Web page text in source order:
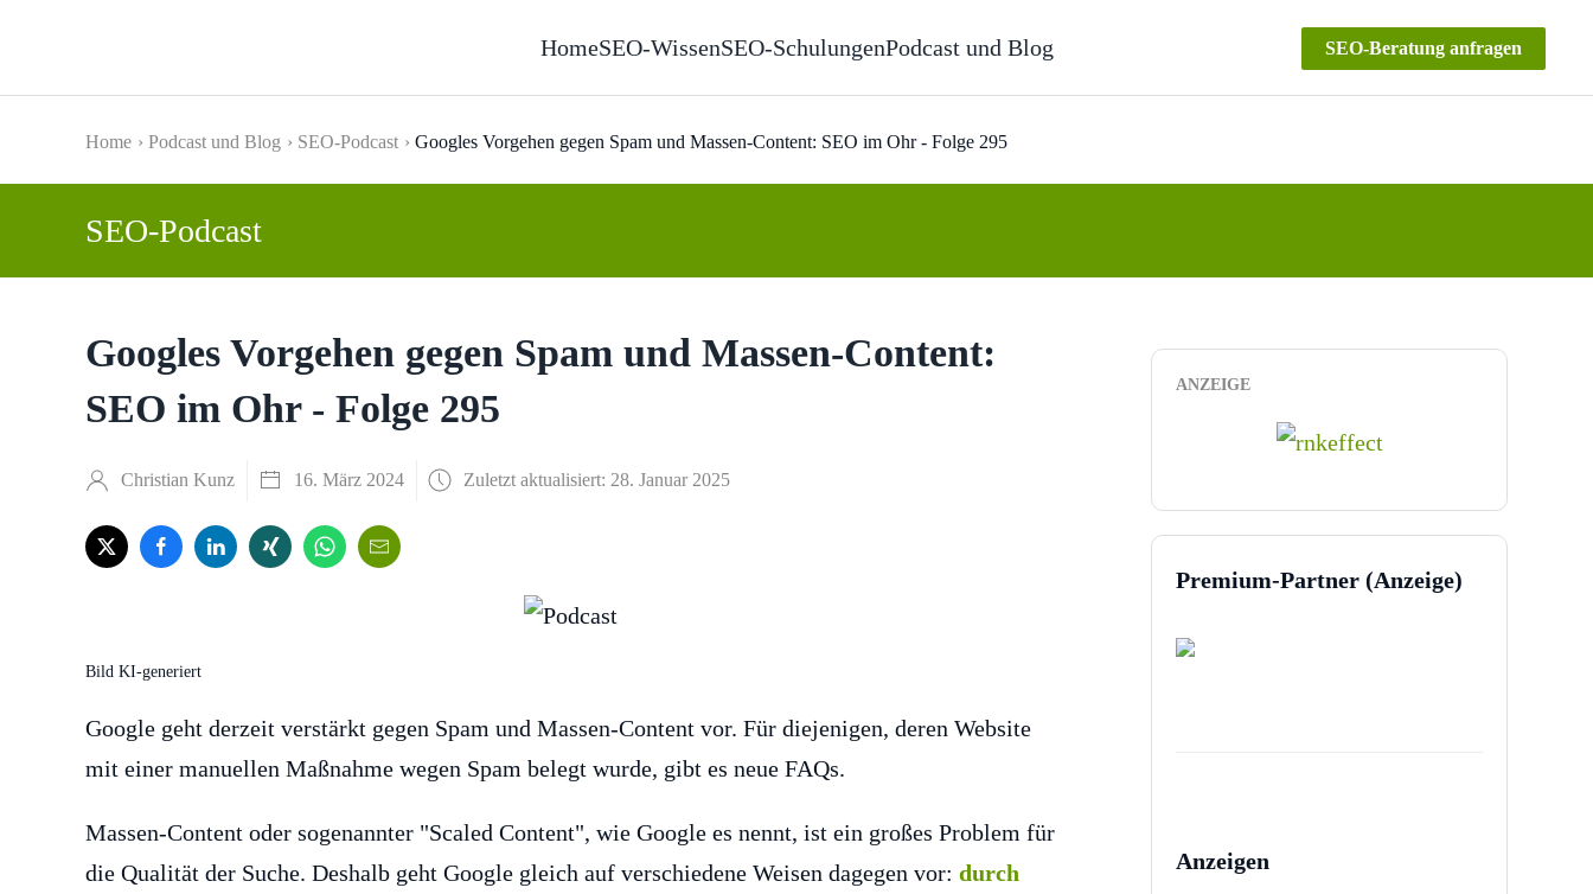
HomeSEO-WissenSEO-SchulungenPodcast und Blog SEO-Beratung anfragen
Home Podcast und Blog SEO-Podcast Googles Vorgehen gegen Spam und Massen-Content: SEO im Ohr - Folge 295
SEO-Podcast
Googles Vorgehen gegen Spam und Massen-Content:
SEO im Ohr - Folge 295
Christian Kunz 16. März 2024 Zuletzt aktualisiert: 28. Januar 2025
Bild KI-generiert
Google geht derzeit verstärkt gegen Spam und Massen-Content vor. Für diejenigen, deren Website
mit einer manuellen Maßnahme wegen Spam belegt wurde, gibt es neue FAQs.
Massen-Content oder sogenannter "Scaled Content", wie Google es nennt, ist ein großes Problem für
die Qualität der Suche. Deshalb geht Google gleich auf verschiedene Weisen dagegen vor: durch
ANZEIGE
Premium-Partner (Anzeige)
Anzeigen